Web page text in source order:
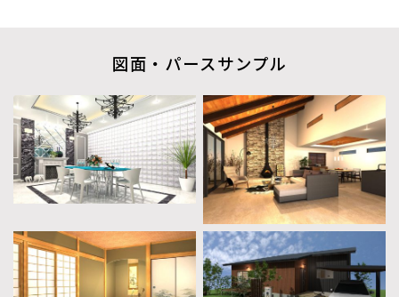
図面・パースサンプル